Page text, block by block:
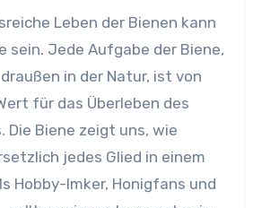
Leben der Bienen kann
sein. Jede Aufgabe der Biene,
in der Natur, ist von
für das Überleben des
Die Biene zeigt uns, wie
jedes Glied in einem
Hobby-Imker, Honigfans und